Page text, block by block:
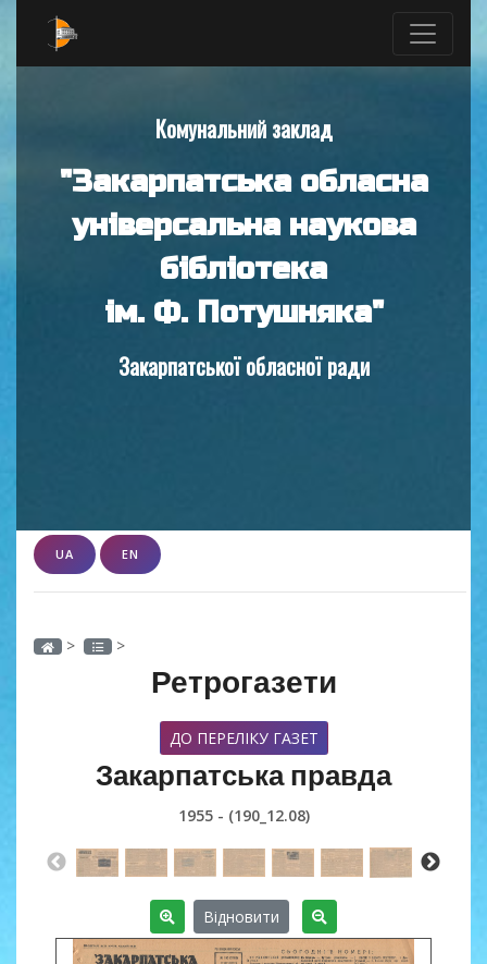
Комунальний заклад
"Закарпатська обласна
універсальна наукова
бібліотека
ім. Ф. Потушняка"
Закарпатської обласної ради
UA EN
> >
Ретрогазети
ДО ПЕРЕЛІКУ ГАЗЕТ
Закарпатська правда
1955 - (190_12.08)
Відновити